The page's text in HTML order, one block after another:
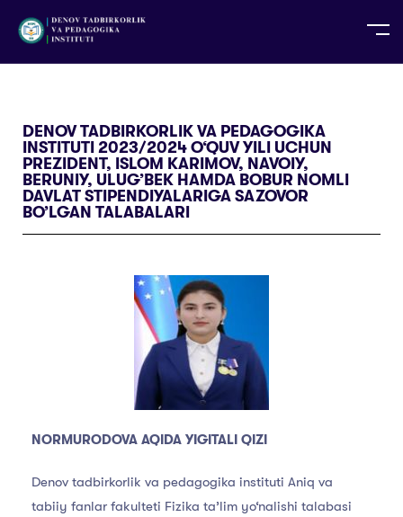
TG TR
DENOV TADBIRKORLIK VA PEDAGOGIKA
INSTITUTI 2023/2024 O‘QUV YILI UCHUN
PREZIDENT, ISLOM KARIMOV, NAVOIY,
BERUNIY, ULUG’BEK HAMDA BOBUR NOMLI
DAVLAT STIPENDIYALARIGA SAZOVOR
BO’LGAN TALABALARI
NORMURODOVA AQIDA YIGITALI QIZI
Denov tadbirkorlik va pedagogika instituti Aniq va
tabiiy fanlar fakulteti Fizika ta’lim yo‘nalishi talabasi